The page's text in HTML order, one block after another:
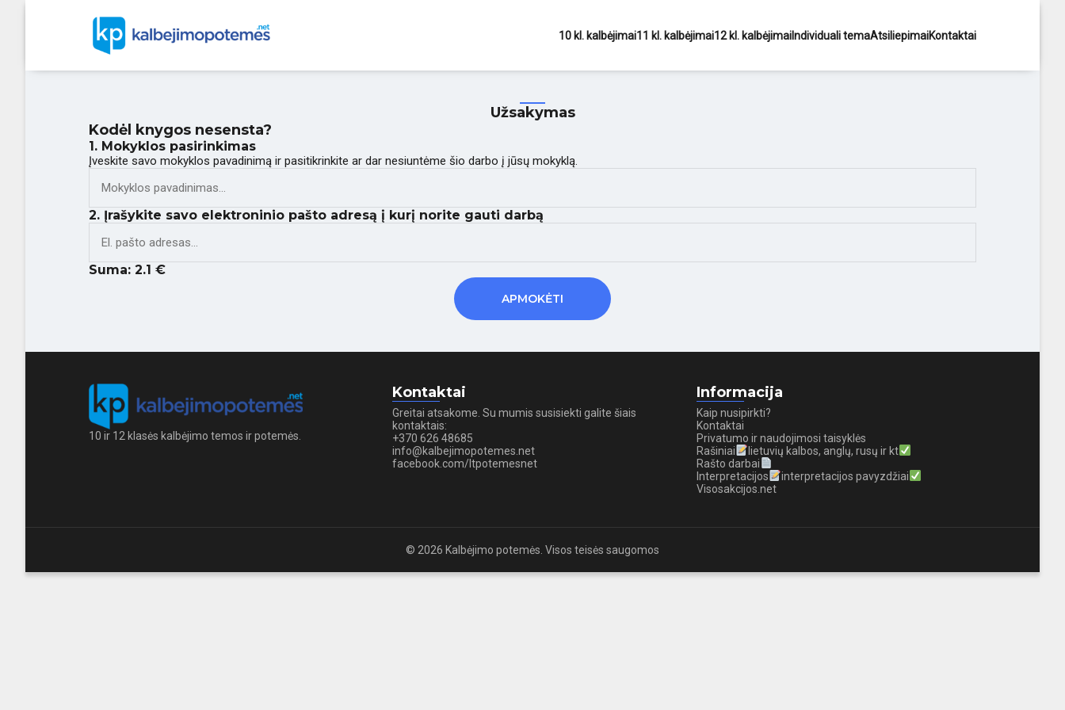
10 kl. kalbėjimai11 kl. kalbėjimai12 kl. kalbėjimaiIndividuali temaAtsiliepimaiKontaktai
Užsakymas
Kodėl knygos nesensta?
1. Mokyklos pasirinkimas
Įveskite savo mokyklos pavadinimą ir pasitikrinkite ar dar nesiuntėme šio darbo į jūsų mokyklą.
2. Įrašykite savo elektroninio pašto adresą į kurį norite gauti darbą
Suma: 2.1 €
10 ir 12 klasės kalbėjimo temos ir potemės.
Kontaktai
Greitai atsakome. Su mumis susisiekti galite šiais
kontaktais:
+370 626 48685
info@kalbejimopotemes.net
facebook.com/ltpotemesnet
Informacija
Kaip nusipirkti?
Kontaktai
Privatumo ir naudojimosi taisyklės
Rašiniai
lietuvių kalbos, anglų, rusų ir kt
Rašto darbai
Interpretacijos
interpretacijos pavyzdžiai
Visosakcijos.net
© 2026 Kalbėjimo potemės. Visos teisės saugomos